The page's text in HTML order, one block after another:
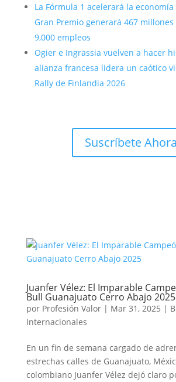
La Fórmula 1 acelerará la
Gran Premio generará 467
9,000 empleos
Ogier e Ingrassia vuelven a hacer
alianza francesa lidera un caótico
Rally de Finlandia 2026
Suscríbete Ahora
Juanfer Vélez: El Imparable
Bull Guanajuato Cerro Abajo 2025
por Profesión Valor| Mar 31, 2025 |
Internacionales
En un fin de semana cargado de
estrechas calles de Guanajuato,
colombiano Juanfer Vélez dejó claro